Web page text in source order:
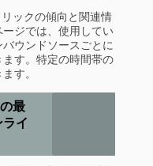
ックの傾向と関連情
ジでは、使用してい
ウンドソースごとに
ます。特定の時間帯の
す。
最
イ